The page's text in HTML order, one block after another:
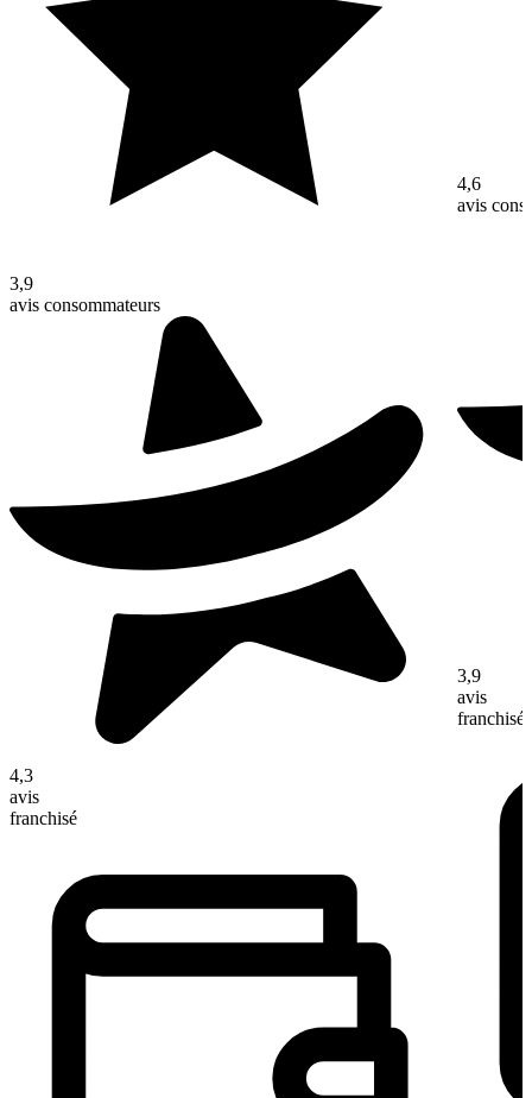
3,9
avis consommateurs
4,3
avis
franchisé
4,6
avis
3,9
avis
franchisé